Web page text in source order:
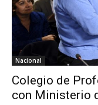
Nacional
Colegio de
con Ministerio